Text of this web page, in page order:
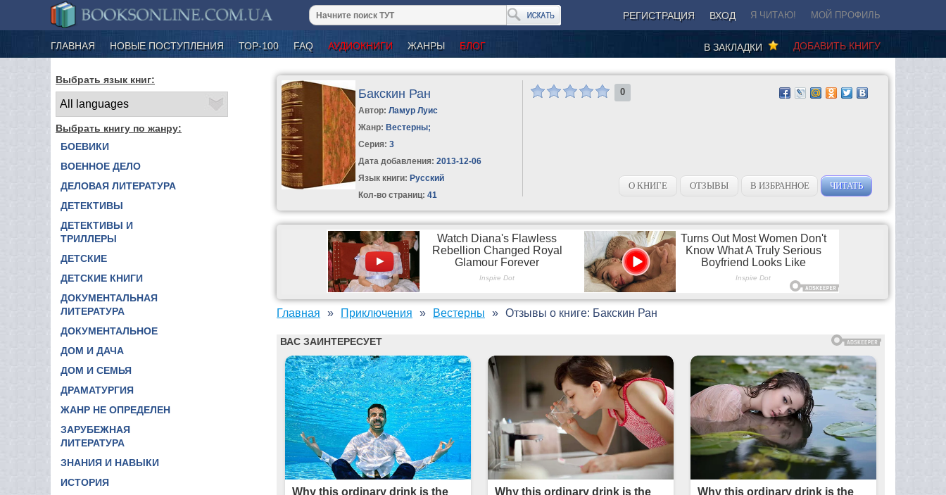
РЕГИСТРАЦИЯ ВХОД Я ЧИТАЮ! МОЙ ПРОФИЛЬ
ГЛАВНАЯ НОВЫЕ ПОСТУПЛЕНИЯ ТОР-100 FAQ АУДИОКНИГИ ЖАНРЫ БЛОГ ДОБАВИТЬ КНИГУ
В ЗАКЛАДКИ
Выбрать язык книг:
Выбрать книгу по жанру:
БОЕВИКИ
ВОЕННОЕ ДЕЛО
ДЕЛОВАЯ ЛИТЕРАТУРА
ДЕТЕКТИВЫ
ДЕТЕКТИВЫ И
ТРИЛЛЕРЫ
ДЕТСКИЕ
ДЕТСКИЕ КНИГИ
ДОКУМЕНТАЛЬНАЯ
ЛИТЕРАТУРА
ДОКУМЕНТАЛЬНОЕ
ДОМ И ДАЧА
ДОМ И СЕМЬЯ
ДРАМАТУРГИЯ
ЖАНР НЕ ОПРЕДЕЛЕН
ЗАРУБЕЖНАЯ
ЛИТЕРАТУРА
ЗНАНИЯ И НАВЫКИ
ИСТОРИЯ
Бакскин Ран
Автор:Ламур Луис
Жанр: Вестерны;
Серия:3
Дата добавления: 2013-12-06
Язык книги: Русский
Кол-во страниц: 41
0
О КНИГЕ ОТЗЫВЫ В ИЗБРАННОЕ ЧИТАТЬ
Главная Приключения Вестерны Отзывы о книге: Бакскин Ран